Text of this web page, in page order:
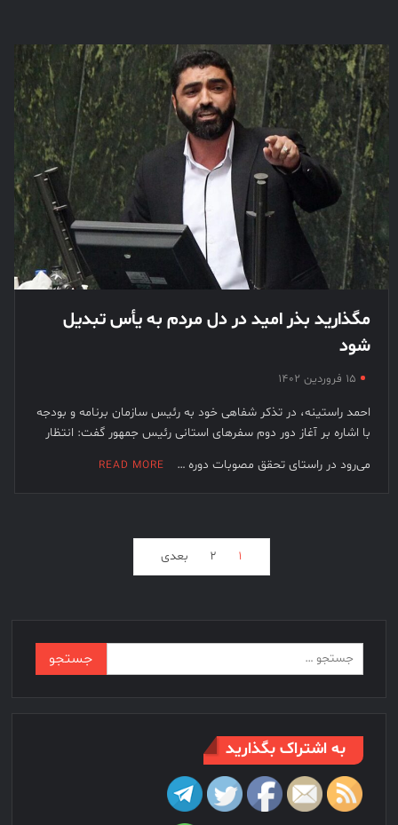
مگذارید بذر امید در دل مردم به یأس تبدیل
شود
۱۵ فروردین ۱۴۰۲
احمد راستینه، در تذکر شفاهی خود به رئیس سازمان برنامه و بودجه
با اشاره بر آغاز دور دوم سفرهای استانی رئیس جمهور گفت: انتظار
می‌رود در راستای تحقق مصوبات دوره …
READ MORE
۱ ۲ بعدی
برای:
به اشتراک بگذارید